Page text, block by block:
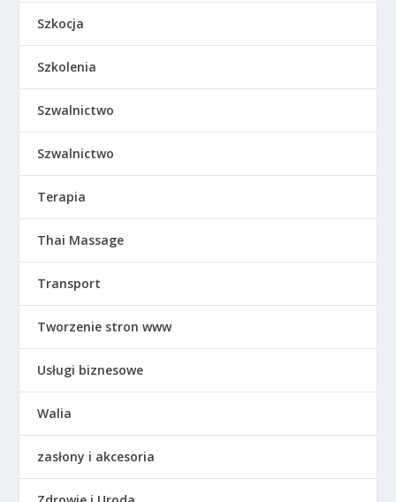
Szkocja
Szkolenia
Szwalnictwo
Szwalnictwo
Terapia
Thai Massage
Transport
Tworzenie stron www
Usługi biznesowe
Walia
zasłony i akcesoria